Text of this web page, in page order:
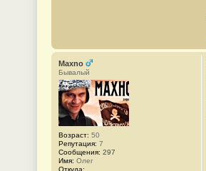
Maxno
Бывалый
Возраст: 50
Репутация: 7
Сообщения: 297
Имя: Олег
Откуда: